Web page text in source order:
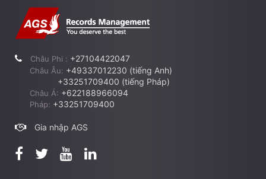
Châu Phi : +27104422047
Châu Âu: +49337012230 (tiếng Anh)
+33251709400 (tiếng Pháp)
Châu Á: +622188966094
Pháp: +33251709400
Gia nhập AGS